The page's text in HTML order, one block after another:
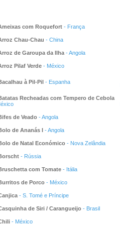
com Roquefort - França
Chau-Chau - China
de Garoupa da Ilha - Angola
Pilaf Verde - México
à Pil-Pil - Espanha
Recheadas com Tempero de Cebola
de Veado - Angola
de Ananás I - Angola
de Natal Económico - Nova Zelândia
- Rússia
com Tomate - Itália
de Porco - México
- S. Tomé e Príncipe
de Siri / Carangueijo - Brasil
- México